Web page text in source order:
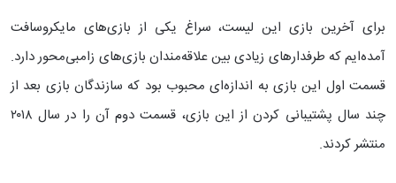
برای آخرین بازی این لیست، سراغ یکی از بازی‌های مایکروسافت
آمده‌ایم که طرفدارهای زیادی بین علاقه‌مندان بازی‌های زامبی‌محور دارد.
قسمت اول این بازی به اندازه‌ای محبوب بود که سازندگان بازی بعد از
چند سال پشتیبانی کردن از این بازی، قسمت دوم آن را در سال ۲۰۱۸
منتشر کردند.